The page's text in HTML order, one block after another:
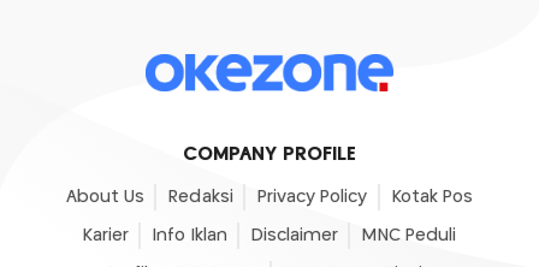
COMPANY PROFILE
About Us Redaksi Privacy Policy Kotak Pos
Karier Info Iklan Disclaimer MNC Peduli